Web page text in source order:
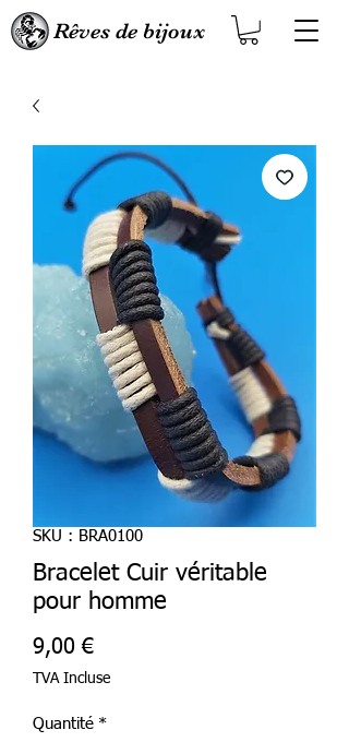
Rêves de bijoux
SKU : BRA0100
Bracelet Cuir véritable
pour homme
9,00 €Prix
TVA Incluse
Quantité *